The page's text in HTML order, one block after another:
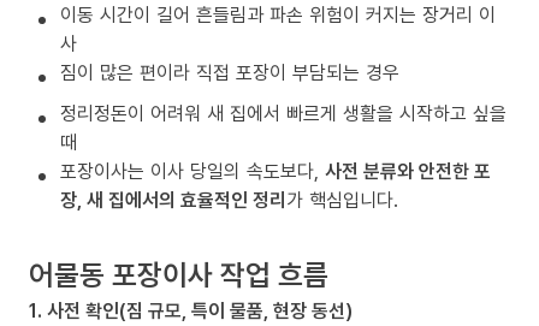
이동 시간이 길어 흔들림과 파손 위험이 커지는 장거리 이
사
짐이 많은 편이라 직접 포장이 부담되는 경우
정리정돈이 어려워 새 집에서 빠르게 생활을 시작하고 싶을
때
포장이사는 이사 당일의 속도보다, 사전 분류와 안전한 포
장, 새 집에서의 효율적인 정리가 핵심입니다.
어물동 포장이사 작업 흐름
1. 사전 확인(짐 규모, 특이 물품, 현장 동선)